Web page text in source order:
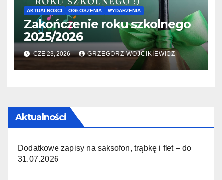
AKTUALNOŚCI OGŁOSZENIA WYDARZENIA
Zakończenie roku szkolnego
2025/2026
CZE 23, 2026 GRZEGORZ WOJCIKIEWICZ
Aktualności
Dodatkowe zapisy na saksofon, trąbkę i flet – do
31.07.2026